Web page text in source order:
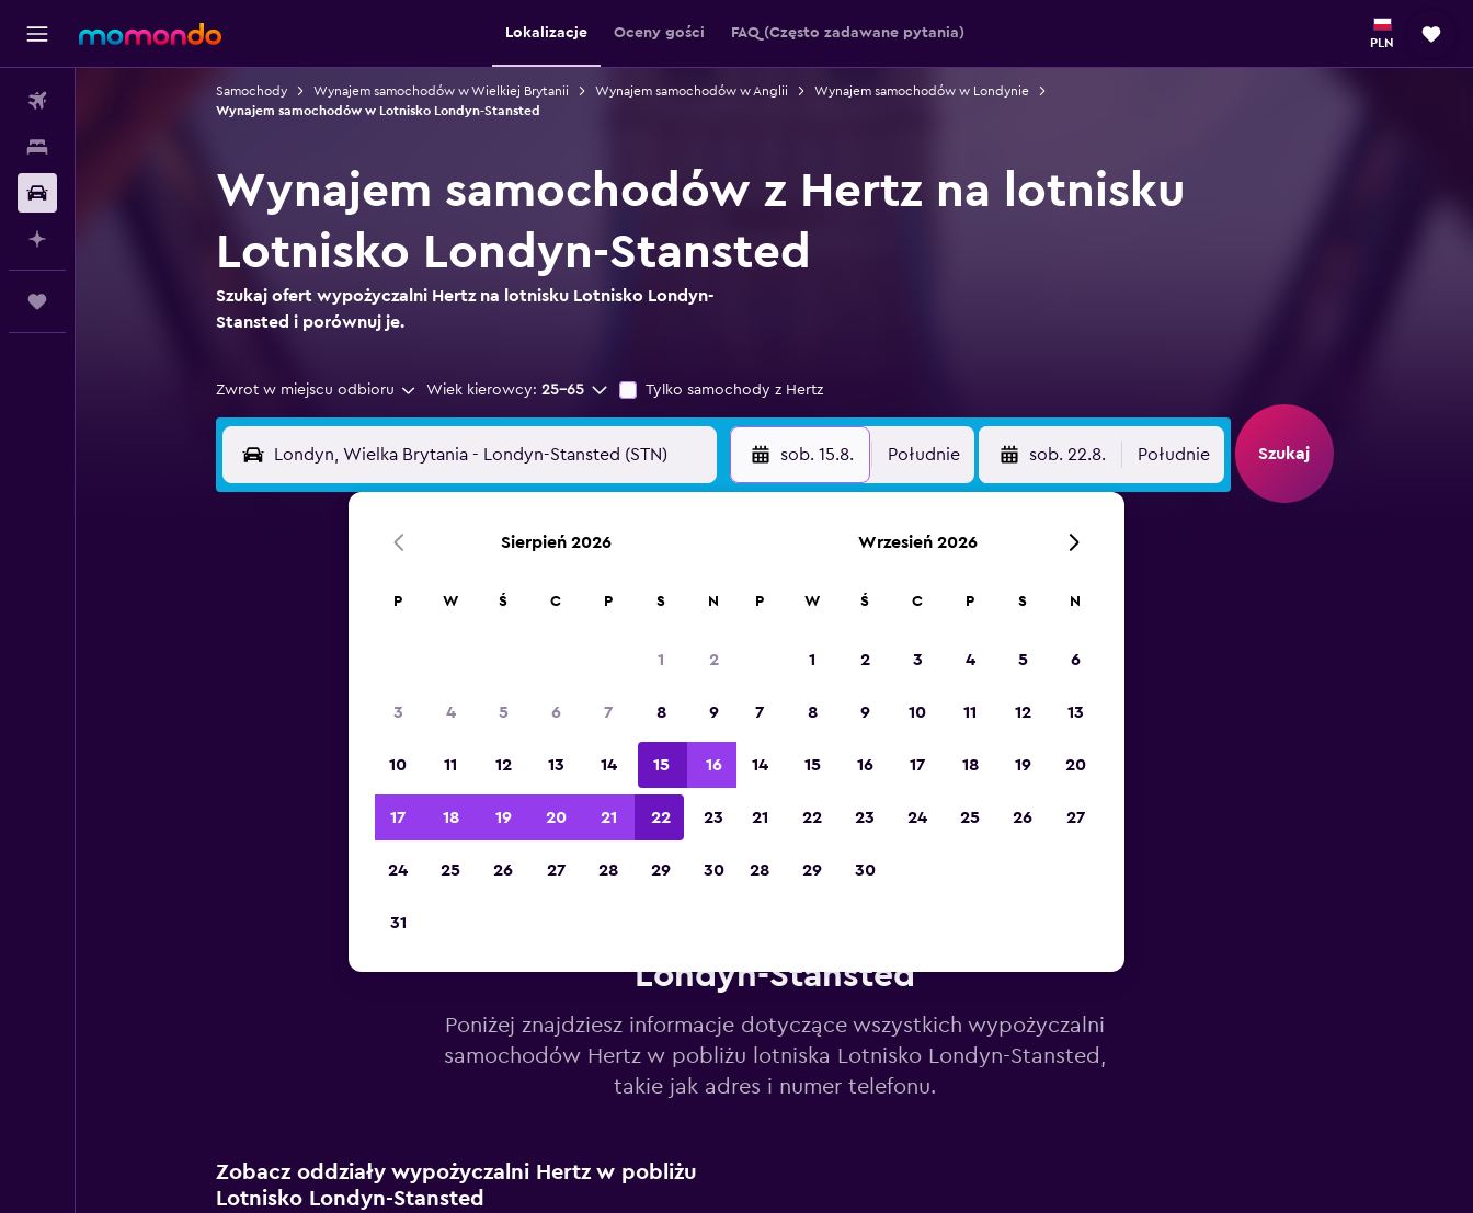
Lokalizacje Oceny gości FAQ (Często zadawane pytania)
PLN
Samochody Wynajem samochodów w Wielkiej Brytanii Wynajem samochodów w Anglii
Wynajem samochodów w Londynie
Wynajem samochodów w Lotnisko Londyn-Stansted
Wynajem samochodów z Hertz na lotnisku
Lotnisko Londyn-Stansted
Szukaj ofert wypożyczalni Hertz na lotnisku Lotnisko Londyn-
Stansted i porównuj je.
Zwrot w miejscu odbioru Wiek kierowcy: 25-65 Tylko samochody z Hertz
sob. 15.8. Południe sob. 22.8. Południe Szukaj
turystyczna w Europie” w 2023 roku
Londyn-Stansted
Poniżej znajdziesz informacje dotyczące wszystkich wypożyczalni
samochodów Hertz w pobliżu lotniska Lotnisko Londyn-Stansted,
takie jak adres i numer telefonu.
Zobacz oddziały wypożyczalni Hertz w pobliżu
Lotnisko Londyn-Stansted
Sierpień 2026
P W Ś C P S N
1 2
3 4 5 6 7 8 9
10 11 12 13 14 15 16
17 18 19 20 21 22 23
24 25 26 27 28 29 30
31
Wrzesień 2026
P W Ś C P S N
1 2 3 4 5 6
7 8 9 10 11 12 13
14 15 16 17 18 19 20
21 22 23 24 25 26 27
28 29 30